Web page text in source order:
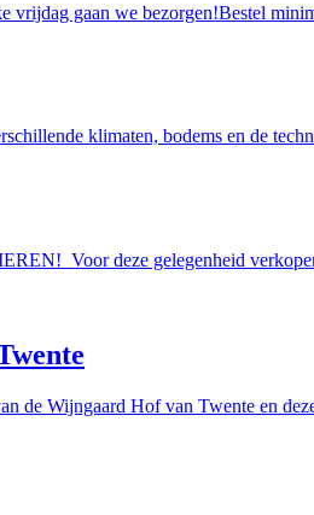
gaan we bezorgen!Bestel
klimaten, bodems en de
Voor deze gelegenheid
Wijngaard Hof van Twente en